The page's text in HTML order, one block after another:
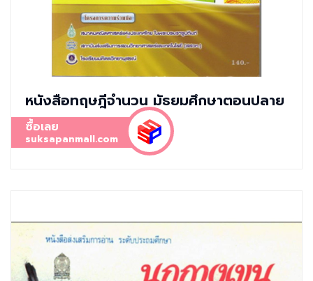
หนังสือทฤษฎีจำนวน มัธยมศึกษาตอนปลาย
ซื้อเลย
suksapanmall.com